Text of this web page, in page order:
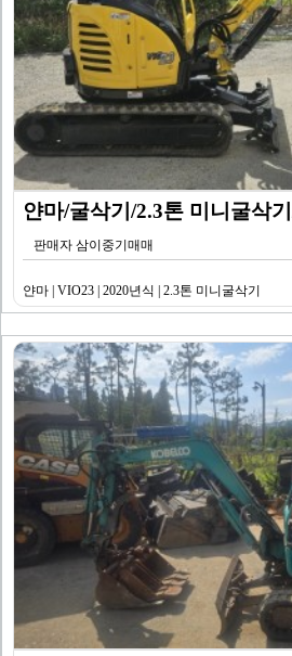
얀마/굴삭기/2.3톤 미니굴삭
판매자 삼이중기매매
얀마 | VIO23 | 2020년식 | 2.3톤 미니굴삭기